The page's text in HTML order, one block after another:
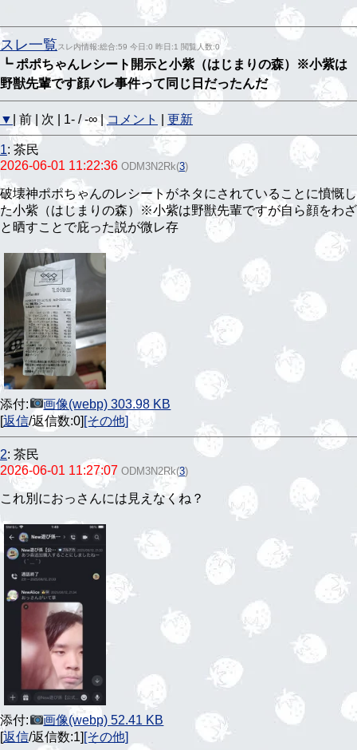
スレ一覧 スレ内情報:総合:59 今日:0 昨日:1 閲覧人数:0
┗ ポポちゃんレシート開示と小紫（はじまりの森）※小紫は
野獣先輩です顔バレ事件って同じ日だったんだ
▼ | 前 | 次 | 1- / -∞ |コメント 更新
1: 茶民
2026-06-01 11:22:36 ODM3N2Rk(3)
破壊神ポポちゃんのレシートがネタにされていることに憤慨し
た小紫（はじまりの森）※小紫は野獣先輩ですが自ら顔をわざ
と晒すことで庇った説が微レ存
添付:
画像(webp) 303.98 KB
[返信/返信数:0] [その他]
2: 茶民
2026-06-01 11:27:07 ODM3N2Rk(3)
これ別におっさんには見えなくね？
添付:
画像(webp) 52.41 KB
[返信/返信数:1] [その他]